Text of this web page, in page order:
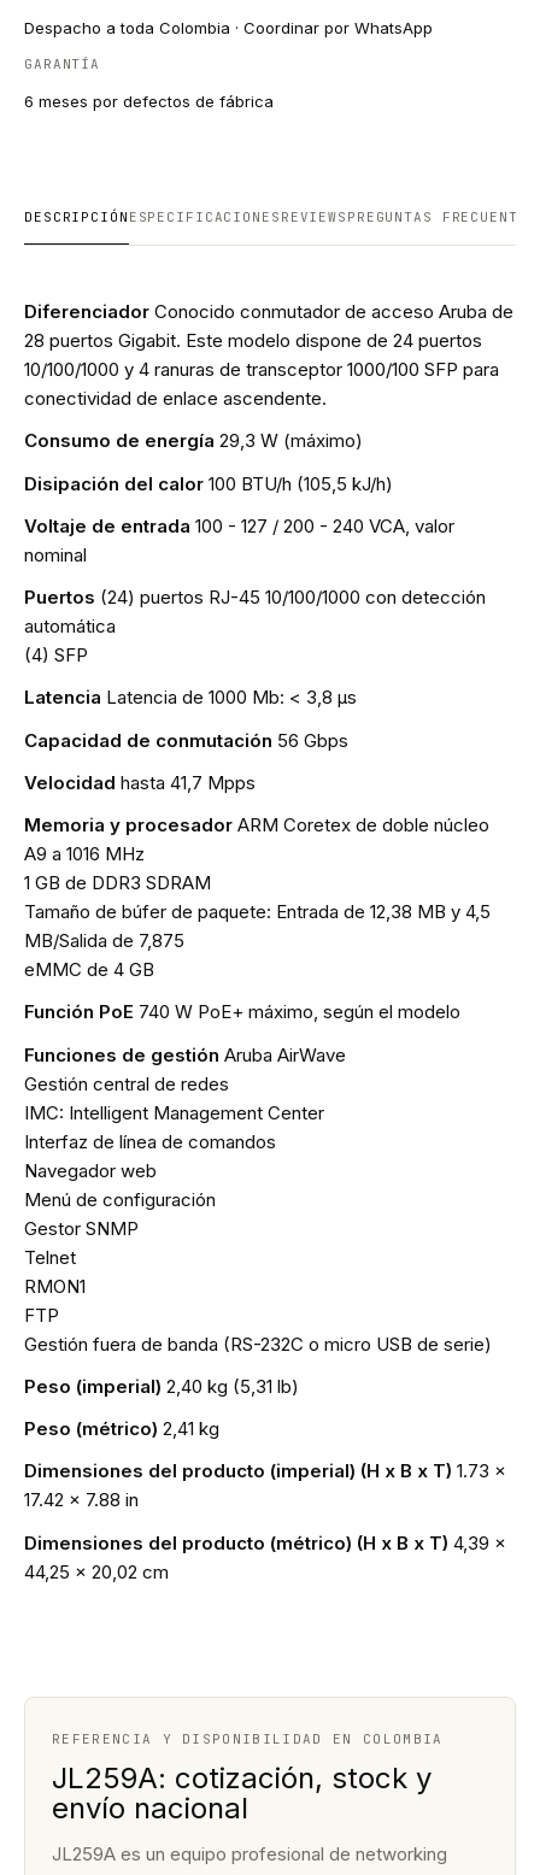
Despacho a toda Colombia · Coordinar por WhatsApp
GARANTÍA
6 meses por defectos de fábrica
DESCRIPCIÓN ESPECIFICACIONES REVIEWS PREGUNTAS FRECUENTES
Diferenciador Conocido conmutador de acceso Aruba de
28 puertos Gigabit. Este modelo dispone de 24 puertos
10/100/1000 y 4 ranuras de transceptor 1000/100 SFP para
conectividad de enlace ascendente.
Consumo de energía 29,3 W (máximo)
Disipación del calor 100 BTU/h (105,5 kJ/h)
Voltaje de entrada 100 - 127 / 200 - 240 VCA, valor
nominal
Puertos (24) puertos RJ-45 10/100/1000 con detección
automática
(4) SFP
Latencia Latencia de 1000 Mb: < 3,8 µs
Capacidad de conmutación 56 Gbps
Velocidad hasta 41,7 Mpps
Memoria y procesador ARM Coretex de doble núcleo
A9 a 1016 MHz
1 GB de DDR3 SDRAM
Tamaño de búfer de paquete: Entrada de 12,38 MB y 4,5
MB/Salida de 7,875
eMMC de 4 GB
Función PoE 740 W PoE+ máximo, según el modelo
Funciones de gestión Aruba AirWave
Gestión central de redes
IMC: Intelligent Management Center
Interfaz de línea de comandos
Navegador web
Menú de configuración
Gestor SNMP
Telnet
RMON1
FTP
Gestión fuera de banda (RS-232C o micro USB de serie)
Peso (imperial) 2,40 kg (5,31 lb)
Peso (métrico) 2,41 kg
Dimensiones del producto (imperial) (H x B x T) 1.73 x
17.42 x 7.88 in
Dimensiones del producto (métrico) (H x B x T) 4,39 x
44,25 x 20,02 cm
REFERENCIA Y DISPONIBILIDAD EN COLOMBIA
JL259A: cotización, stock y
envío nacional
JL259A es un equipo profesional de networking